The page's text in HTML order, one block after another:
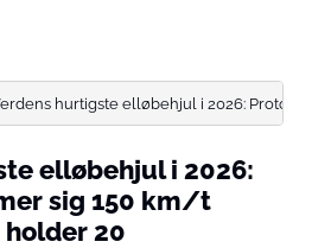
hurtigste elløbehjul i 2026:
elløbehjul i 2026:
sig 150 km/t
20